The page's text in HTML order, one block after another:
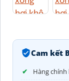
Cam kết
Hàng